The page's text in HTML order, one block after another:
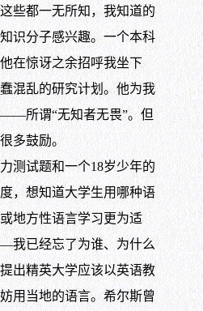
些都一无所知，我知道的
识分子感兴趣。一个本科
在惊讶之余招呼我坐下
混乱的研究计划。他为我
所谓“无知者无畏”。但
多鼓励。
试题和一个18岁少年的
，想知道大学生用哪种语
地方性语言学习更为适
我已经忘了为谁、为什么
出精英大学应该以英语教
用当地的语言。希尔斯曾